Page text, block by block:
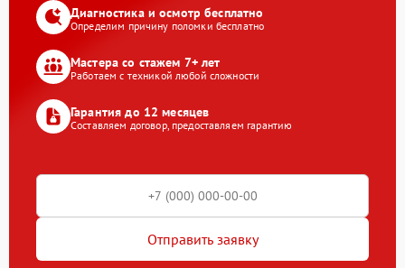
Диагностика и осмотр бесплатно
Определим причину поломки бесплатно
Мастера со стажем 7+ лет
Работаем с техникой любой сложности
Гарантия до 12 месяцев
Составляем договор, предоставляем гарантию
Отправить заявку